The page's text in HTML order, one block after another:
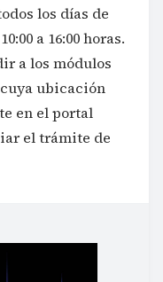
los días de
a 16:00 horas.
a los módulos
ubicación
en el portal
el trámite de